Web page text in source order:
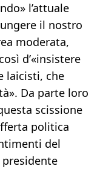
l’attuale
il nostro
moderata,
d’«insistere
laicisti, che
Da parte loro
scissione
politica
del